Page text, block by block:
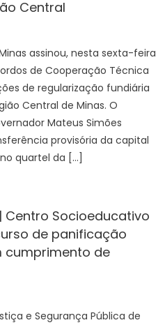
Central
assinou, nesta sexta-feira
de Cooperação Técnica
de regularização fundiária
Central de Minas. O
Mateus Simões
provisória da capital
quartel da […]
Centro Socioeducativo
de panificação
cumprimento de
e Segurança Pública de